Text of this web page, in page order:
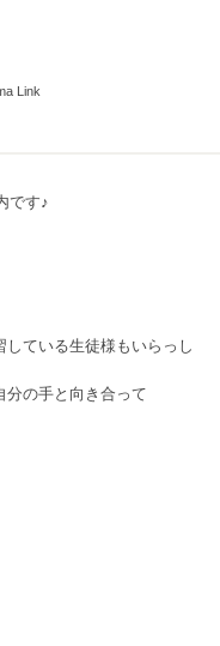
Link
です♪
ている生徒様もいらっし
分の手と向き合って